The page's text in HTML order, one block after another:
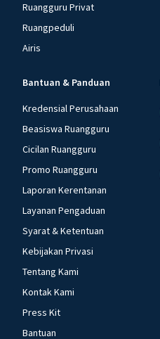
Ruangguru Privat
Ruangpeduli
Airis
Bantuan & Panduan
Kredensial Perusahaan
Beasiswa Ruangguru
Cicilan Ruangguru
Promo Ruangguru
Laporan Kerentanan
Layanan Pengaduan
Syarat & Ketentuan
Kebijakan Privasi
Tentang Kami
Kontak Kami
Press Kit
Bantuan